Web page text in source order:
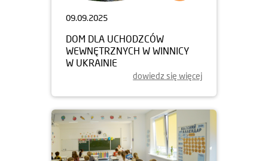
09.09.2025
DOM DLA UCHODZCÓW
WEWNĘTRZNYCH W WINNICY
W UKRAINIE
dowiedz się więcej